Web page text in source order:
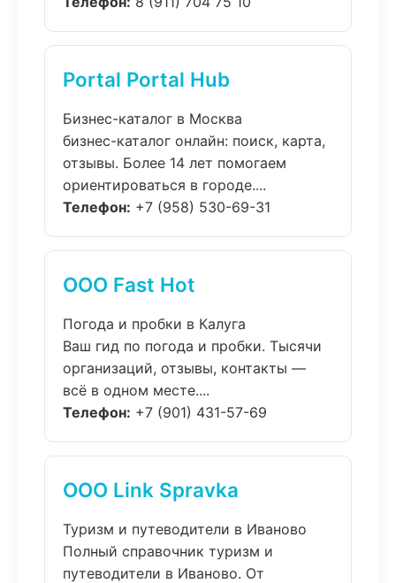
Portal Portal Hub
Бизнес-каталог в Москва
бизнес-каталог онлайн: поиск, карта,
отзывы. Более 14 лет помогаем
ориентироваться в городе....
Телефон: +7 (958) 530-69-31
ООО Fast Hot
Погода и пробки в Калуга
Ваш гид по погода и пробки. Тысячи
организаций, отзывы, контакты —
всё в одном месте....
Телефон: +7 (901) 431-57-69
ООО Link Spravka
Туризм и путеводители в Иваново
Полный справочник туризм и
путеводители в Иваново. От